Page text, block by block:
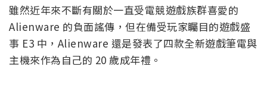
雖然近年來不斷有關於一直受電競遊戲族群喜愛的
Alienware 的負面謠傳，但在備受玩家矚目的遊戲盛
事 E3 中，Alienware 還是發表了四款全新遊戲筆電與
主機來作為自己的 20 歲成年禮。